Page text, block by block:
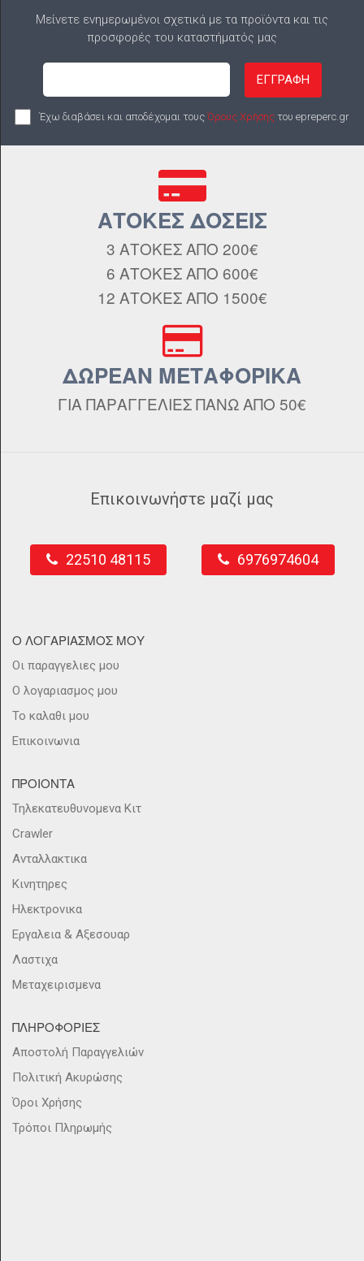
Μείνετε ενημερωμένοι σχετικά με τα προϊόντα και τις
προσφορές του καταστήματός μας
ΕΓΓΡΑΦΗ
Έχω διαβάσει και αποδέχομαι τους Όρους Χρήσης του epreperc.gr
ΑΤΟΚΕΣ ΔΟΣΕΙΣ
3 ΑΤΟΚΕΣ ΑΠΟ 200€
6 ΑΤΟΚΕΣ ΑΠΟ 600€
12 ΑΤΟΚΕΣ ΑΠΟ 1500€
ΔΩΡΕΑΝ ΜΕΤΑΦΟΡΙΚΑ
ΓΙΑ ΠΑΡΑΓΓΕΛΙΕΣ ΠΑΝΩ ΑΠΟ 50€
Επικοινωνήστε μαζί μας
22510 48115 6976974604
Ο ΛΟΓΑΡΙΑΣΜΟΣ ΜΟΥ
Οι παραγγελιες μου
Ο λογαριασμος μου
Το καλαθι μου
Επικοινωνια
ΠΡΟΙΟΝΤΑ
Τηλεκατευθυνομενα Κιτ
Crawler
Ανταλλακτικα
Κινητηρες
Ηλεκτρονικα
Εργαλεια & Αξεσουαρ
Λαστιχα
Μεταχειρισμενα
ΠΛΗΡΟΦΟΡΙΕΣ
Αποστολή Παραγγελιών
Πολιτική Ακυρώσης
Όροι Χρήσης
Τρόποι Πληρωμής